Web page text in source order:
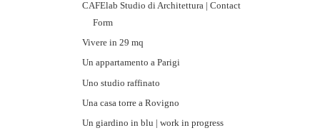
CAFElab Studio di Architettura | Contact
Form
Vivere in 29 mq
Un appartamento a Parigi
Uno studio raffinato
Una casa torre a Rovigno
Un giardino in blu | work in progress